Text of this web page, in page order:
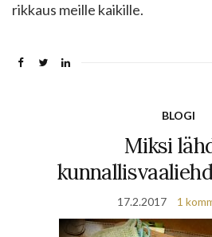
rikkaus meille kaikille.
BLOGI
Miksi
17.2.2017 1